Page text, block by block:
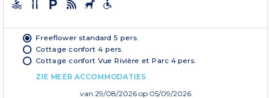
Freeflower standard 5 pers.
Cottage confort 4 pers.
Cottage confort Vue Rivière et Parc 4 pers.
ZIE MEER ACCOMMODATIES
van 29/08/2026 op 05/09/2026